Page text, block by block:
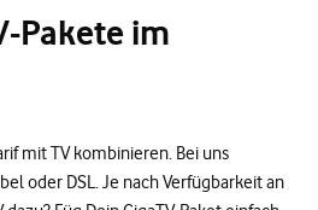
Pakete im
mit TV kombinieren. Bei uns
oder DSL. Je nach Verfügbarkeit an